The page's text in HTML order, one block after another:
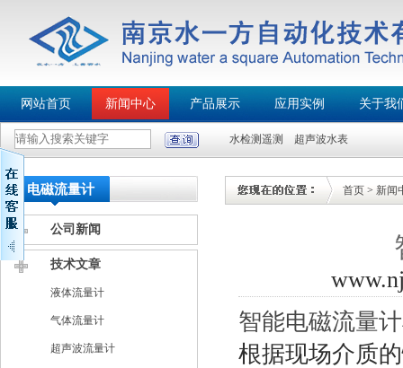
网站首页 新闻中心 产品展示 应用实例 关于我
水检测遥测 超声波水表
电磁流量计
公司新闻
技术文章
液体流量计
气体流量计
超声波流量计
首页 > 新闻
智能电磁流量计
根据现场介质